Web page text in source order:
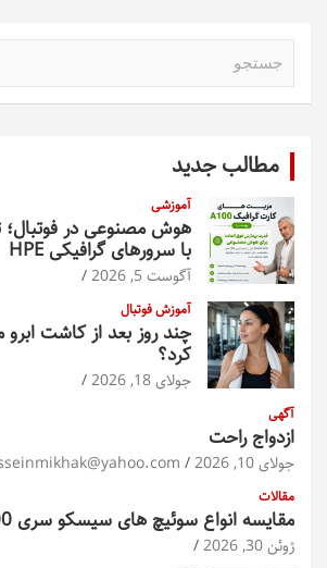
مطالب جدید
آموزشی
هوش مصنوعی در فوتبال؛
با سرورهای گرافیکی HPE
آگوست 5, 2026
آموزش فوتبال
چند روز بعد از کاشت
کرد؟
جولای 18, 2026
آگهی
ازدواج راحت
جولای 10, 2026
مقالات
مقایسه انواع سوئیچ های سیسکو سری 9300
ژوئن 30, 2026